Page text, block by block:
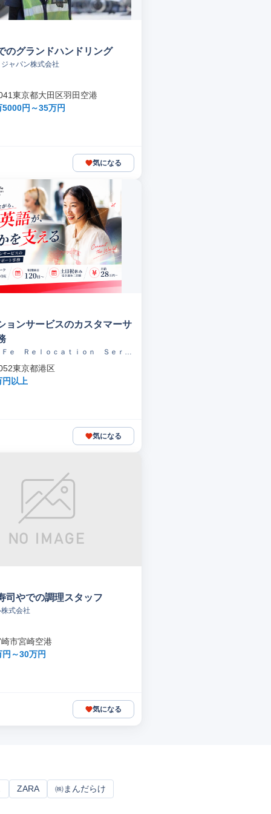
のグランドハンドリング
ャパン株式会社
東京都大田区羽田空港
円～35万円
気になる
ョンサービスのカスタマーサ
ｅ Ｒｅｌｏｃａｔｉｏｎ Ｓｅｒｖ
ｐａｎ株式会社
東京都港区
以上
気になる
司やでの調理スタッフ
式会社
市宮崎空港
～30万円
気になる
ZARA ㈱まんだらけ